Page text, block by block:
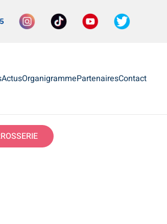
ActusOrganigrammePartenairesContact